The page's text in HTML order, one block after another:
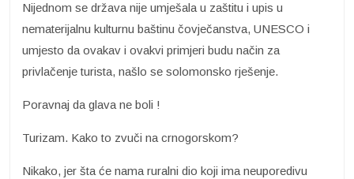
Nijednom se država nije umješala u zaštitu i upis u
nematerijalnu kulturnu baštinu čovječanstva, UNESCO i
umjesto da ovakav i ovakvi primjeri budu način za
privlačenje turista, našlo se solomonsko rješenje.
Poravnaj da glava ne boli !
Turizam. Kako to zvuči na crnogorskom?
Nikako, jer šta će nama ruralni dio koji ima neuporedivu